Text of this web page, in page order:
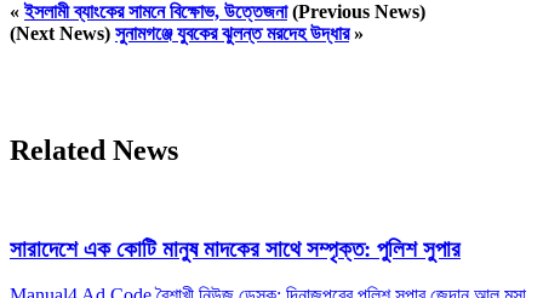
«ইসলামী ব্যাংকের সামনে বিক্ষোভ, উত্তেজনা(Previous News)
(Next News) সুনামগঞ্জে যুবকের ঝুলন্ত মরদেহ উদ্ধার»
Related News
সারাদেশে এক কোটি মানুষ মাদকের সাথে সম্পৃক্ত: পুলিশ সুপার